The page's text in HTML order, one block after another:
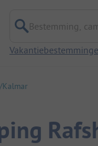
Bestemming,
Kalmar